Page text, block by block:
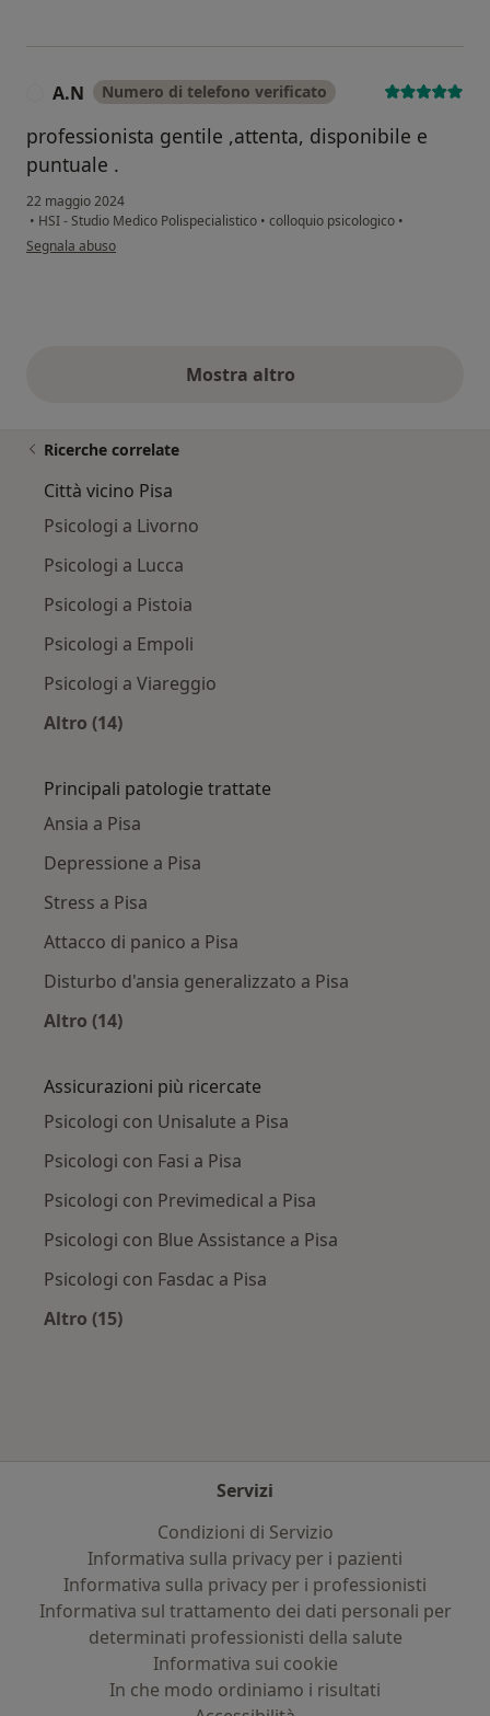
A.N Numero di telefono verificato
professionista gentile ,attenta, disponibile e
puntuale .
22 maggio 2024
• HSI - Studio Medico Polispecialistico • colloquio psicologico •
secondo l'opinione dell'utente A.N
Segnala abuso
Mostra altroopinioni di cui sopra
Ricerche correlate
Città vicino Pisa
Psicologi a Livorno
Psicologi a Lucca
Psicologi a Pistoia
Psicologi a Empoli
Psicologi a Viareggio
Altro (14)
Principali patologie trattate
Ansia a Pisa
Depressione a Pisa
Stress a Pisa
Attacco di panico a Pisa
Disturbo d'ansia generalizzato a Pisa
Altro (14)
Assicurazioni più ricercate
Psicologi con Unisalute a Pisa
Psicologi con Fasi a Pisa
Psicologi con Previmedical a Pisa
Psicologi con Blue Assistance a Pisa
Psicologi con Fasdac a Pisa
Altro (15)
Servizi
Condizioni di Servizio
Informativa sulla privacy per i pazienti
Informativa sulla privacy per i professionisti
Informativa sul trattamento dei dati personali per
determinati professionisti della salute
Informativa sui cookie
In che modo ordiniamo i risultati